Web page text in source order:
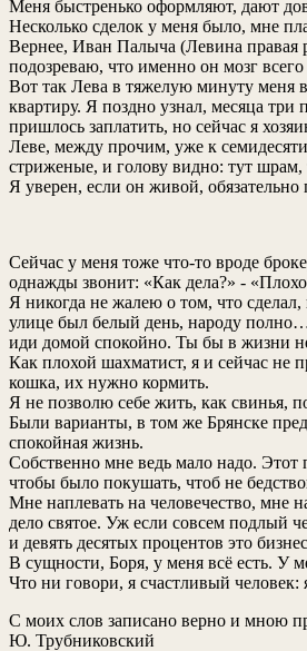
Меня быстренько оформляют, дают
Несколько сделок у меня было, мне
Вернее, Иван Палыча (Левина правая
подозреваю, что именно он мозг
Вот так Лева в тяжелую минуту меня
квартиру. Я поздно узнал, месяца
пришлось заплатить, но сейчас я
Леве, между прочим, уже к
стриженые, и голову видно: тут шрам,
Я уверен, если он живой,
Сейчас у меня тоже что-то вроде
однажды звонит: «Как дела?» -
Я никогда не жалею о том, что
улице был белый день, народу
иди домой спокойно. Ты бы в жизни
Как плохой шахматист, я и сейчас не
кошка, их нужно кормить.
Я не позволю себе жить, как свинья,
Были варианты, в том же Брянске
спокойная жизнь.
Собственно мне ведь мало надо.
чтобы было покушать, чтоб не
Мне наплевать на человечество, мне
дело святое. Уж если совсем подлый
и девять десятых процентов это
В сущности, Боря, у меня всё есть. У
Что ни говори, я счастливый человек:
С моих слов записано верно и мною
Ю. Трубниковский